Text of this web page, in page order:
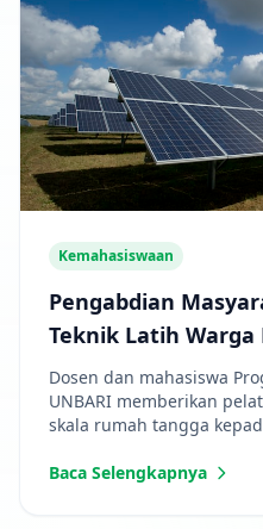
Kemahasiswaan
Pengabdian
Teknik Latih
Surya Mandiri
Dosen dan mahasiswa
UNBARI memberikan
skala rumah tangga
Baca Selengkapnya